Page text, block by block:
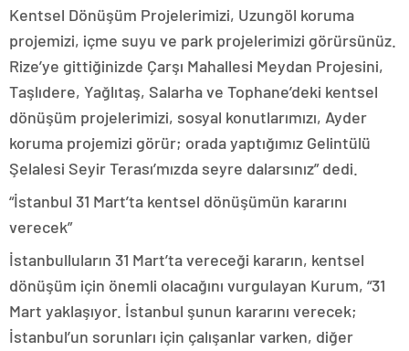
Kentsel Dönüşüm Projelerimizi, Uzungöl koruma
projemizi, içme suyu ve park projelerimizi görürsünüz.
Rize’ye gittiğinizde Çarşı Mahallesi Meydan Projesini,
Taşlıdere, Yağlıtaş, Salarha ve Tophane’deki kentsel
dönüşüm projelerimizi, sosyal konutlarımızı, Ayder
koruma projemizi görür; orada yaptığımız Gelintülü
Şelalesi Seyir Terası’mızda seyre dalarsınız” dedi.
“İstanbul 31 Mart’ta kentsel dönüşümün kararını
verecek”
İstanbulluların 31 Mart’ta vereceği kararın, kentsel
dönüşüm için önemli olacağını vurgulayan Kurum, “31
Mart yaklaşıyor. İstanbul şunun kararını verecek;
İstanbul’un sorunları için çalışanlar varken, diğer